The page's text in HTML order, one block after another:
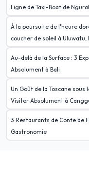
Ligne de Taxi-Boat de
À la poursuite de l'heure
coucher de soleil à Uluwatu,
Au-delà de la Surface : 3
Absolument à Bali
Un Goût de la Toscane
Visiter Absolument à
3 Restaurants de Conte de
Gastronomie